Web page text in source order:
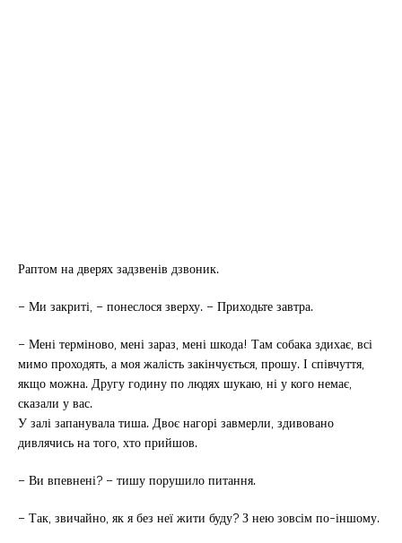
Раптом на дверях задзвенів дзвоник.
– Ми закриті, – понеслося зверху. – Приходьте завтра.
– Мені терміново, мені зараз, мені шкода! Там собака здихає, всі
мимо проходять, а моя жалість закінчується, прошу. І співчуття,
якщо можна. Другу годину по людях шукаю, ні у кого немає,
сказали у вас.
У залі запанувала тиша. Двоє нагорі завмерли, здивовано
дивлячись на того, хто прийшов.
– Ви впевнені? – тишу порушило питання.
– Так, звичайно, як я без неї жити буду? З нею зовсім по-іншому.